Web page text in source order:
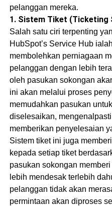
pelanggan mereka.
1. Sistem Tiket (Ticketing
Salah satu ciri terpenting
HubSpot’s Service Hub ialah
membolehkan perniagaan
pelanggan dengan lebih
oleh pasukan sokongan
ini akan melalui proses
memudahkan pasukan
diselesaikan,
memberikan penyelesaian
Sistem tiket ini juga
kepada setiap tiket
pasukan sokongan
lebih mendesak terlebih
pelanggan tidak akan
permintaan akan diproses